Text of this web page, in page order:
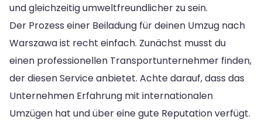
und gleichzeitig umweltfreundlicher zu sein.
Der Prozess einer Beiladung für deinen Umzug nach
Warszawa ist recht einfach. Zunächst musst du
einen professionellen Transportunternehmer finden,
der diesen Service anbietet. Achte darauf, dass das
Unternehmen Erfahrung mit internationalen
Umzügen hat und über eine gute Reputation verfügt.